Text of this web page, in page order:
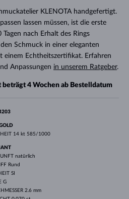
KLENOTA handgefertigt.
lassen müssen, ist die erste
nach Erhalt des Rings
Schmuck in einer eleganten
einem Echtheitszertifikat. Erfahren
Anpassungen in unserem Ratgeber.
4 Wochen ab Bestelldatum
14 kt 585/1000
natürlich
Rund
SI
G
2.6 mm